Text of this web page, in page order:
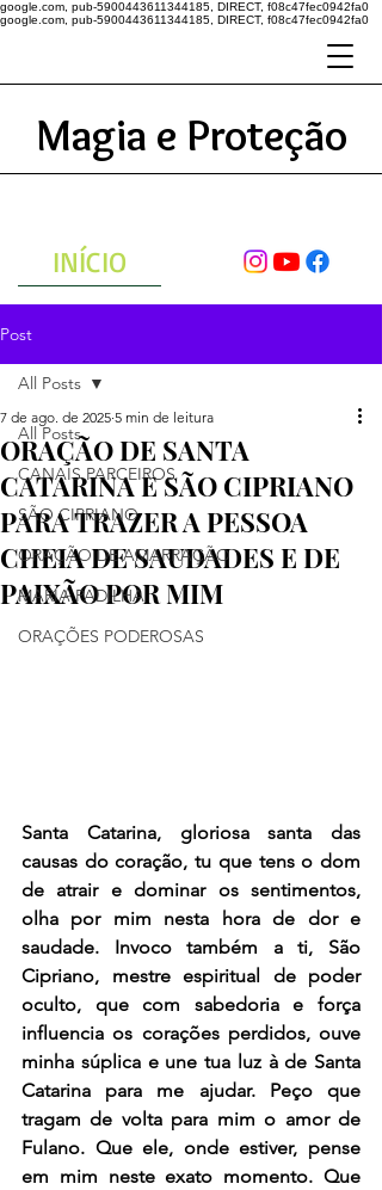
google.com, pub-5900443611344185, DIRECT, f08c47fec0942fa0
google.com, pub-5900443611344185, DIRECT, f08c47fec0942fa0
Magia e Proteção
INÍCIO
Post
All Posts
CANAIS PARCEIROS
SÃO CIPRIANO
ORAÇÃO DE AMARRAÇÃO
MARIA PADILHA
ORAÇÕES PODEROSAS
All Posts
ORAÇÃO DE SANTA
CATARINA E SÃO CIPRIANO
PARA TRAZER A PESSOA
CHEIA DE SAUDADES E DE
PAIXÃO POR MIM
7 de ago. de 2025 5 min de leitura
Santa Catarina, gloriosa santa das
causas do coração, tu que tens o dom
de atrair e dominar os sentimentos,
olha por mim nesta hora de dor e
saudade. Invoco também a ti, São
Cipriano, mestre espiritual de poder
oculto, que com sabedoria e força
influencia os corações perdidos, ouve
minha súplica e une tua luz à de Santa
Catarina para me ajudar. Peço que
tragam de volta para mim o amor de
Fulano. Que ele, onde estiver, pense
em mim neste exato momento. Que